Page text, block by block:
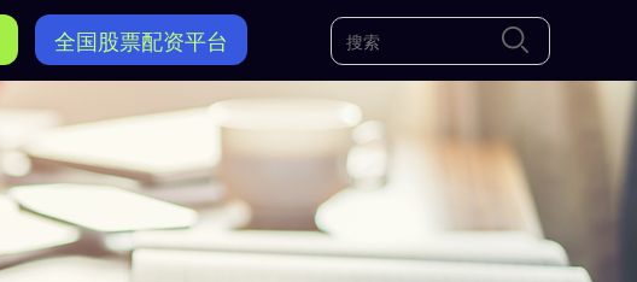
全国股票配资平台